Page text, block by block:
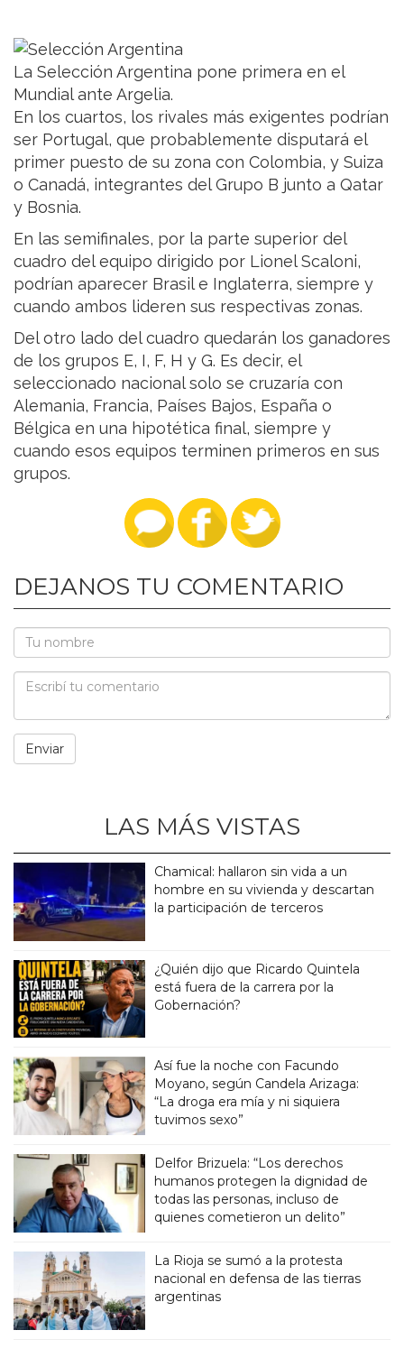
La Selección Argentina pone primera en el
Mundial ante Argelia.
En los cuartos, los rivales más exigentes podrían
ser Portugal, que probablemente disputará el
primer puesto de su zona con Colombia, y Suiza
o Canadá, integrantes del Grupo B junto a Qatar
y Bosnia.
En las semifinales, por la parte superior del
cuadro del equipo dirigido por Lionel Scaloni,
podrían aparecer Brasil e Inglaterra, siempre y
cuando ambos lideren sus respectivas zonas.
Del otro lado del cuadro quedarán los ganadores
de los grupos E, I, F, H y G. Es decir, el
seleccionado nacional solo se cruzaría con
Alemania, Francia, Países Bajos, España o
Bélgica en una hipotética final, siempre y
cuando esos equipos terminen primeros en sus
grupos.
DEJANOS TU COMENTARIO
LAS MÁS VISTAS
Chamical: hallaron sin vida a un
hombre en su vivienda y descartan
la participación de terceros
¿Quién dijo que Ricardo Quintela
está fuera de la carrera por la
Gobernación?
Así fue la noche con Facundo
Moyano, según Candela Arizaga:
“La droga era mía y ni siquiera
tuvimos sexo”
Delfor Brizuela: “Los derechos
humanos protegen la dignidad de
todas las personas, incluso de
quienes cometieron un delito”
La Rioja se sumó a la protesta
nacional en defensa de las tierras
argentinas